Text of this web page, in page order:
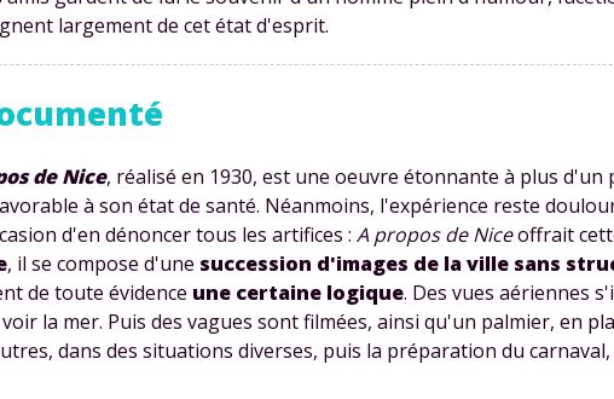
largement de cet état d'esprit.
de Nice, réalisé en 1930, est une oeuvre étonnante à plus d'un
à son état de santé. Néanmoins, l'expérience reste
d'en dénoncer tous les artifices : A propos de Niceoffrait
, il se compose d'une succession d'images de la ville sans
de toute évidence une certaine logique. Des vues aériennes
la mer. Puis des vagues sont filmées, ainsi qu'un palmier, en
dans des situations diverses, puis la préparation du